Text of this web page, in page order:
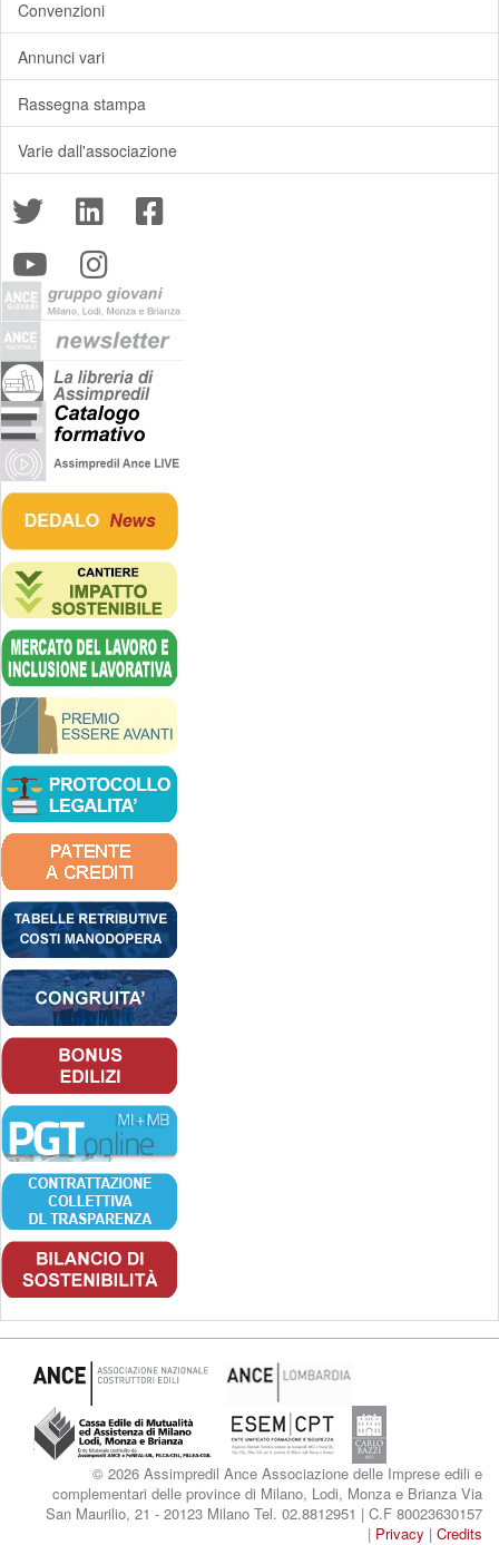
Convenzioni
Annunci vari
Rassegna stampa
Varie dall'associazione
© 2026 Assimpredil Ance Associazione delle Imprese edili e
complementari delle province di Milano, Lodi, Monza e Brianza Via
San Maurilio, 21 - 20123 Milano Tel. 02.8812951 | C.F 80023630157
| Privacy | Credits